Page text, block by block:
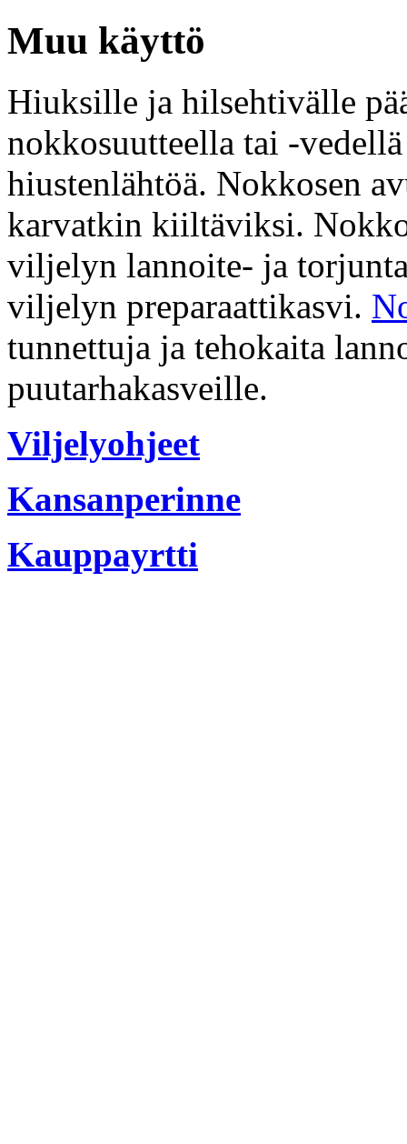
Muu käyttö
Hiuksille ja hilsehtivälle
nokkosuutteella tai -
hiustenlähtöä. Nokkosen
karvatkin kiiltäviksi.
viljelyn lannoite- ja
viljelyn preparaattikasvi.
tunnettuja ja tehokaita
puutarhakasveille.
Viljelyohjeet
Kansanperinne
Kauppayrtti